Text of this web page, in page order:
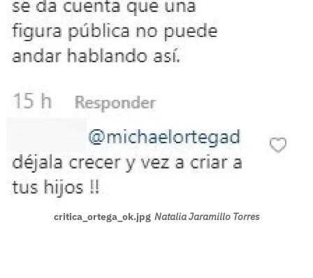
critica_ortega_ok.jpg Natalia Jaramillo Torres